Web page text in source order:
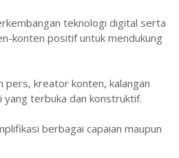
teknologi digital serta
konten positif untuk mendukung
pers, kreator konten, kalangan
yang terbuka dan konstruktif.
berbagai capaian maupun